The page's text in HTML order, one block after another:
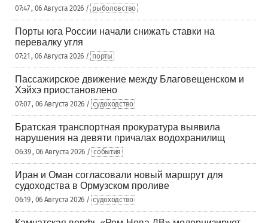
07:47 , 06 Августа 2026 / рыболовство
Порты юга России начали снижать ставки на
перевалку угля
07:21 , 06 Августа 2026 / порты
Пассажирское движение между Благовещенском и
Хэйхэ приостановлено
07:07 , 06 Августа 2026 / судоходство
Братская транспортная прокуратура выявила
нарушения на девяти причалах водохранилищ
06:39 , 06 Августа 2026 / события
Иран и Оман согласовали новый маршрут для
судоходства в Ормузском проливе
06:19 , 06 Августа 2026 / судоходство